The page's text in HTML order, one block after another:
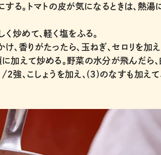
る。トマトの皮が気になるときは、熱湯
炒めて、軽く塩をふる。
、香りがたったら、玉ねぎ、セロリを加
に加えて炒める。野菜の水分が飛んだら、
2強、こしょうを加え、(3)のなすも加えて